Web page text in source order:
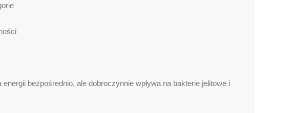
bezpośrednio, ale dobroczynnie wpływa na bakterie jelitowe i